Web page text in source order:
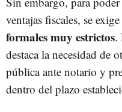
ventajas fiscales, se exige
formales muy estrictos.
destaca la necesidad de
pública ante notario y
dentro del plazo